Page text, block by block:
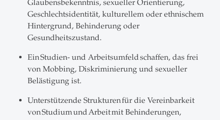
Glaubensbekenntnis, sexueller Orientierung,
Geschlechtsidentität, kulturellem oder ethnischem
Hintergrund, Behinderung oder
Gesundheitszustand.
Ein Studien- und Arbeitsumfeld schaffen, das frei
von Mobbing, Diskriminierung und sexueller
Belästigung ist.
Unterstützende Strukturen für die Vereinbarkeit
von Studium und Arbeit mit Behinderungen,